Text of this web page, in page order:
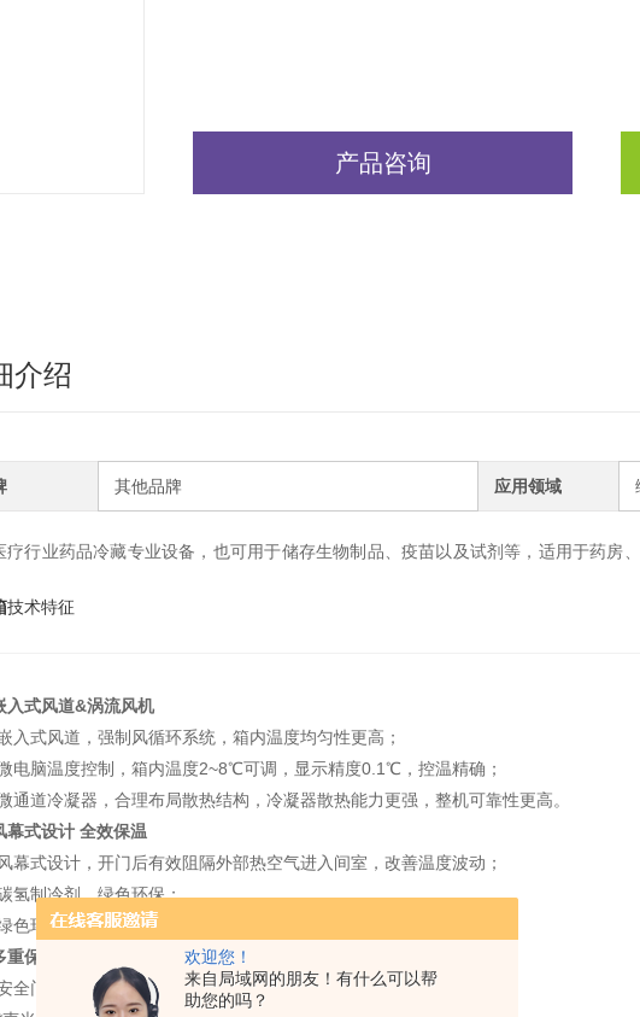
欢迎您！
来自局域网的朋友！有什么可以帮
助您的吗？
产品咨询
介绍
其他品牌 应用领域
疗行业药品冷藏专业设备，也可用于储存生物制品、疫苗以及试剂等，适用于药房
技术特征
入式风道&涡流风机
入式风道，强制风循环系统，箱内温度均匀性更高；
电脑温度控制，箱内温度2~8℃可调，显示精度0.1℃，控温精确；
通道冷凝器，合理布局散热结构，冷凝器散热能力更强，整机可靠性更高。
幕式设计 全效保温
幕式设计，开门后有效阻隔外部热空气进入间室，改善温度波动；
氢制冷剂，绿色环保；
色环保发泡剂，保温效果更好。
重保护 守护安全
全门锁设计，保障箱内样品安全；